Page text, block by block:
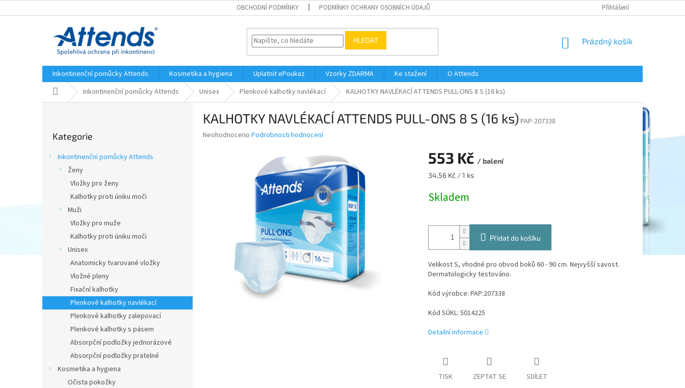
na
OBCHODNÍ PODMÍNKY PODMÍNKY OCHRANY OSOBNÍCH ÚDAJŮ Přihlášení
HLEDAT
NÁKUPNÍ
Prázdný košík
Inkontinenční pomůcky Attends Kosmetika a hygiena Uplatnit ePoukaz Vzorky ZDARMA Ke stažení
O Attends
Domů Inkontinenční pomůcky Attends Unisex Plenkové kalhotky navlékací KALHOTKY NAVLÉKACÍ ATTENDS PULL-ONS 8 S (16 ks)
kategorie
Kategorie
Inkontinenční pomůcky Attends
Ženy
Vložky pro ženy
Kalhotky proti úniku moči
Muži
Vložky pro muže
Kalhotky proti úniku moči
Unisex
Anatomicky tvarované vložky
Vložné pleny
Fixační kalhotky
Plenkové kalhotky navlékací
Plenkové kalhotky zalepovací
Plenkové kalhotky s pásem
Absorpční podložky jednorázové
Absorpční podložky pratelné
Kosmetika a hygiena
Očista pokožky
KALHOTKY NAVLÉKACÍ ATTENDS PULL-ONS 8 S (16 ks) PAP-207338
Průměrné
Neohodnoceno Podrobnosti hodnocení
553 Kč / balení
Měrná
34,56 Kč / 1 ks
Skladem
Přidat do košíku
Velikost S, vhodné pro obvod boků 60 - 90 cm. Nejvyšší savost.
Dermatologicky testováno.
Kód výrobce: PAP:207338
Kód SÚKL: 5014225
Detailní informace
TISK ZEPTAT SE SDÍLET